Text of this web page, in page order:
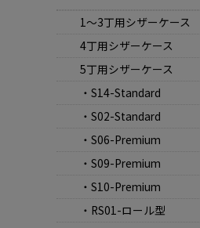
1～3丁用シザーケース
4丁用シザーケース
5丁用シザーケース
・S14-Standard
・S02-Standard
・S06-Premium
・S09-Premium
・S10-Premium
・RS01-ロール型